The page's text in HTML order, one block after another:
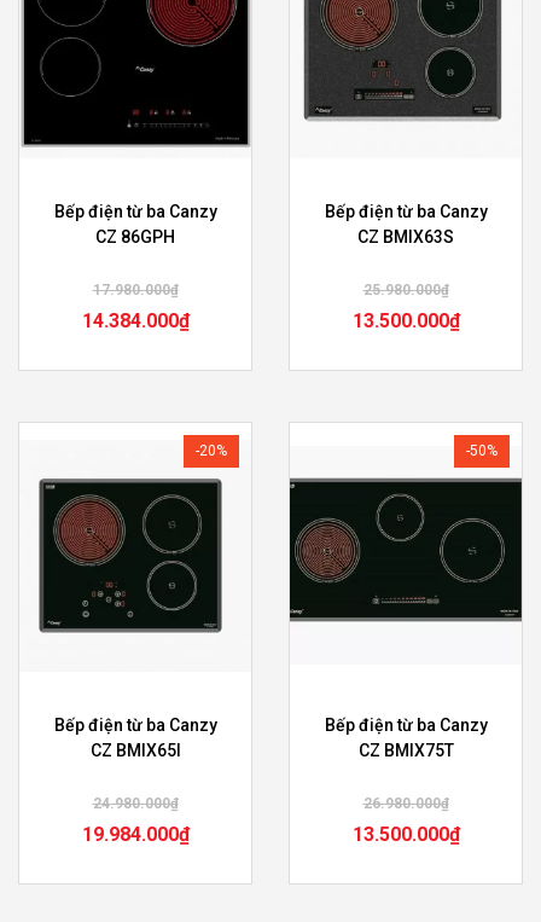
Bếp điện từ ba Canzy
CZ 86GPH
17.980.000₫
14.384.000₫
Bếp điện từ ba Canzy
CZ BMIX63S
25.980.000₫
13.500.000₫
-20%
Bếp điện từ ba Canzy
CZ BMIX65I
24.980.000₫
19.984.000₫
-50%
Bếp điện từ ba Canzy
CZ BMIX75T
26.980.000₫
13.500.000₫